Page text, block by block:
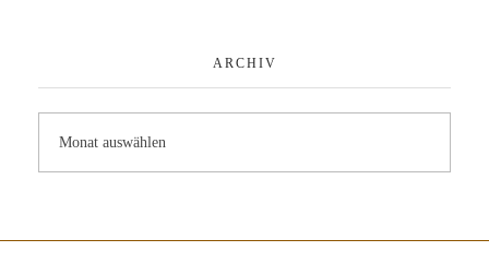
ARCHIV